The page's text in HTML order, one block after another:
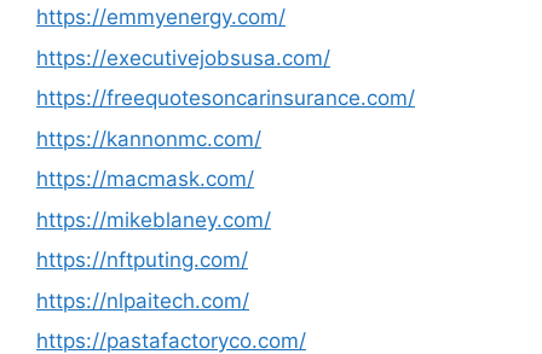
https://emmyenergy.com/
https://executivejobsusa.com/
https://freequotesoncarinsurance.com/
https://kannonmc.com/
https://macmask.com/
https://mikeblaney.com/
https://nftputing.com/
https://nlpaitech.com/
https://pastafactoryco.com/